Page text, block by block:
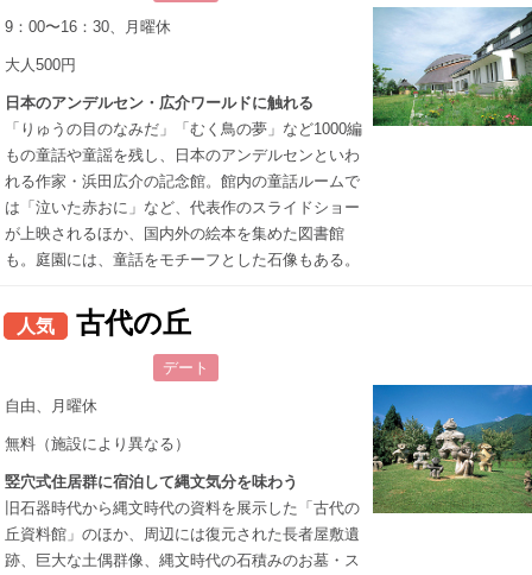
9：00〜16：30、月曜休
大人500円
日本のアンデルセン・広介ワールドに触れる
「りゅうの目のなみだ」「むく鳥の夢」など1000編
もの童話や童謡を残し、日本のアンデルセンといわ
れる作家・浜田広介の記念館。館内の童話ルームで
は「泣いた赤おに」など、代表作のスライドショー
が上映されるほか、国内外の絵本を集めた図書館
も。庭園には、童話をモチーフとした石像もある。
人気 古代の丘
デート
自由、月曜休
無料（施設により異なる）
竪穴式住居群に宿泊して縄文気分を味わう
旧石器時代から縄文時代の資料を展示した「古代の
丘資料館」のほか、周辺には復元された長者屋敷遺
跡、巨大な土偶群像、縄文時代の石積みのお墓・ス